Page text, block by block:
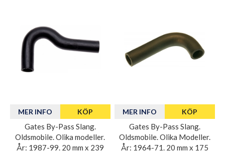
MER INFO KÖP
Gates By-Pass Slang.
Oldsmobile. Olika modeller.
År: 1987-99. 20 mm x 239
MER INFO KÖP
Gates By-Pass Slang.
Oldsmobile. Olika Modeller.
År: 1964-71. 20 mm x 175